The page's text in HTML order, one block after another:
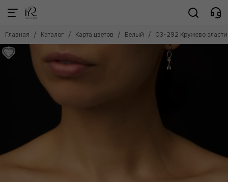
Карта цветов
Смотреть все товары
Черный
Серебристый пион
Лотос
Красный
Главная Каталог Карта цветов Белый 03-292 Кружево